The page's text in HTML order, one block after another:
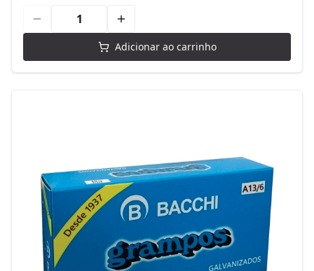
Adicionar ao carrinho